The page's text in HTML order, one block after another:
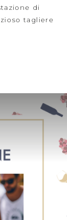
di
tagliere